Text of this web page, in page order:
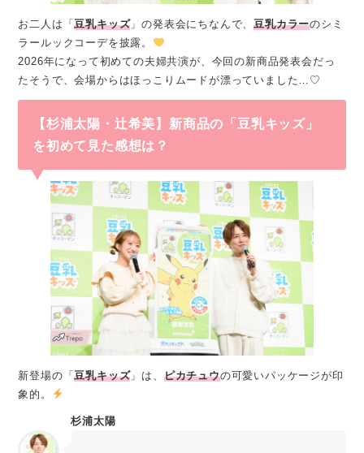
お二人は「豆乳キッズ」の発表会にちなんで、豆乳カラーのシミ
ラールックコーデを披露。
2026年になって初めての夫婦共演が、今回の新商品発表会だっ
たそうで、会場からはほっこりムードが漂っていました…♡
【杉浦太陽・辻󠄀希美】新商品の「豆乳キッズ」
を初めて見た感想は？
新登場の「豆乳キッズ」は、 ピカチュウの可愛いパッケージが印
象的。
杉浦太陽